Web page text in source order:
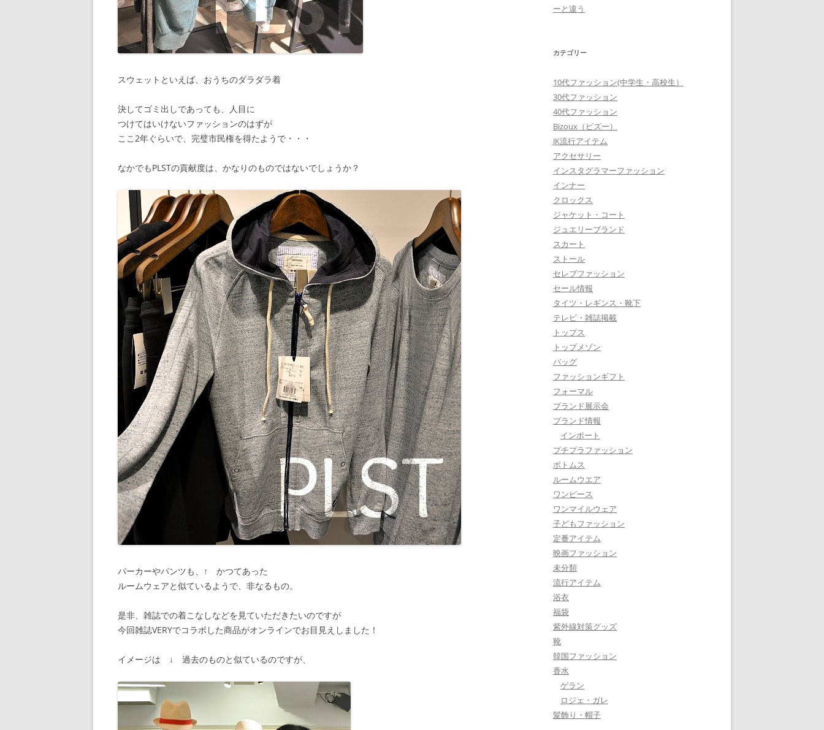
スウェットといえば、おうちのダラダラ着
決してゴミ出しであっても、人目に
つけてはいけないファッションのはずが
ここ2年ぐらいで、完璧市民権を得たようで・・・
なかでもPLSTの貢献度は、かなりのものではないでしょうか？
パーカーやパンツも、↑ かつてあった
ルームウェアと似ているようで、非なるもの。
是非、雑誌での着こなしなどを見ていただきたいのですが
今回雑誌VERYでコラボした商品がオンラインでお目見えしました！
イメージは ↓ 過去のものと似ているのですが、
ーと違う
カテゴリー
10代ファッション(中学生・高校生）
30代ファッション
40代ファッション
Bizoux（ビズー）
JK流行アイテム
アクセサリー
インスタグラマーファッション
インナー
クロックス
ジャケット・コート
ジュエリーブランド
スカート
ストール
セレブファッション
セール情報
タイツ・レギンス・靴下
テレビ・雑誌掲載
トップス
トップメゾン
バッグ
ファッションギフト
フォーマル
ブランド展示会
ブランド情報
インポート
プチプラファッション
ボトムス
ルームウエア
ワンピース
ワンマイルウェア
子どもファッション
定番アイテム
映画ファッション
未分類
流行アイテム
浴衣
福袋
紫外線対策グッズ
靴
韓国ファッション
香水
ゲラン
ロジェ・ガレ
髪飾り・帽子